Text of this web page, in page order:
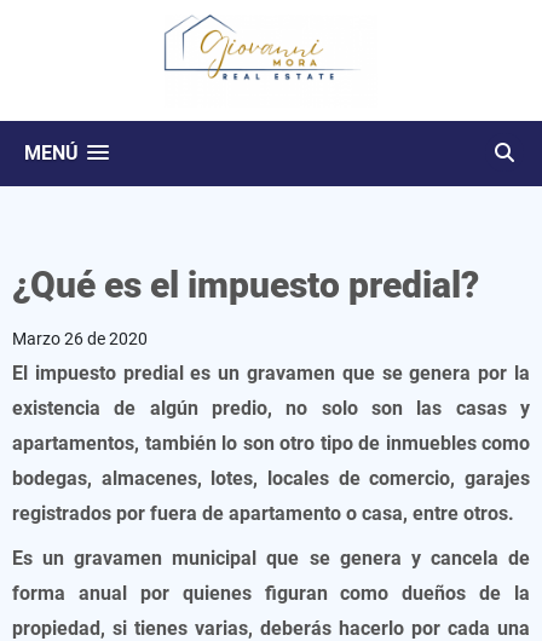
MENÚ
¿Qué es el impuesto predial?
Marzo 26 de 2020
El impuesto predial es un gravamen que se genera por la
existencia de algún predio, no solo son las casas y
apartamentos, también lo son otro tipo de inmuebles como
bodegas, almacenes, lotes, locales de comercio, garajes
registrados por fuera de apartamento o casa, entre otros.
Es un gravamen municipal que se genera y cancela de
forma anual por quienes figuran como dueños de la
propiedad, si tienes varias, deberás hacerlo por cada una